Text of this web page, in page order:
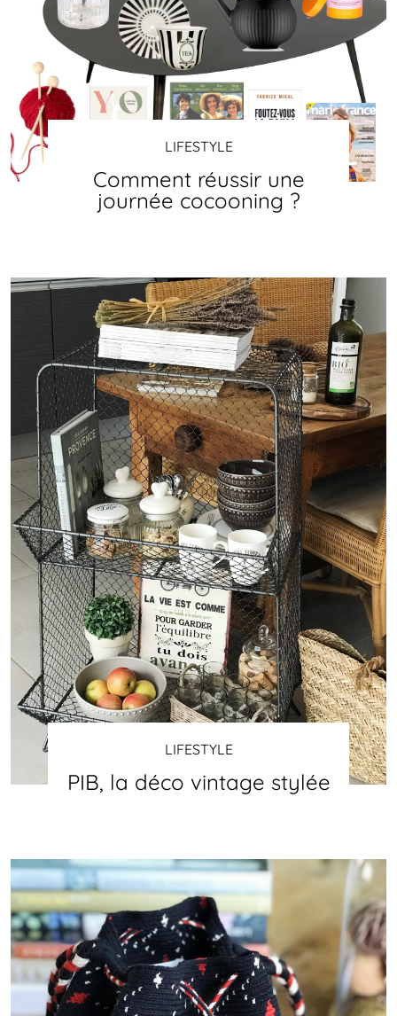
LIFESTYLE
Comment réussir une
journée cocooning ?
LIFESTYLE
PIB, la déco vintage stylée